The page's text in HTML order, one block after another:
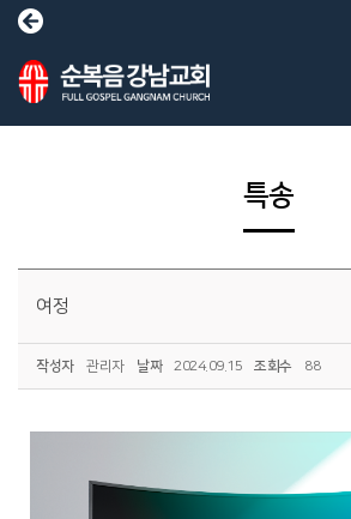
특송
여정
작성자 관리자 날짜 2024.09.15 조회수 88